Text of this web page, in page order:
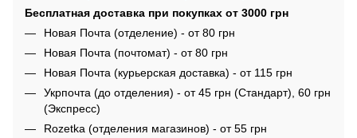
Бесплатная доставка при покупках от 3000 грн
Новая Почта (отделение) - от 80 грн
Новая Почта (почтомат) - от 80 грн
Новая Почта (курьерская доставка) - от 115 грн
Укрпочта (до отделения) - от 45 грн (Стандарт), 60 грн
(Экспресс)
Rozetka (отделения магазинов) - от 55 грн